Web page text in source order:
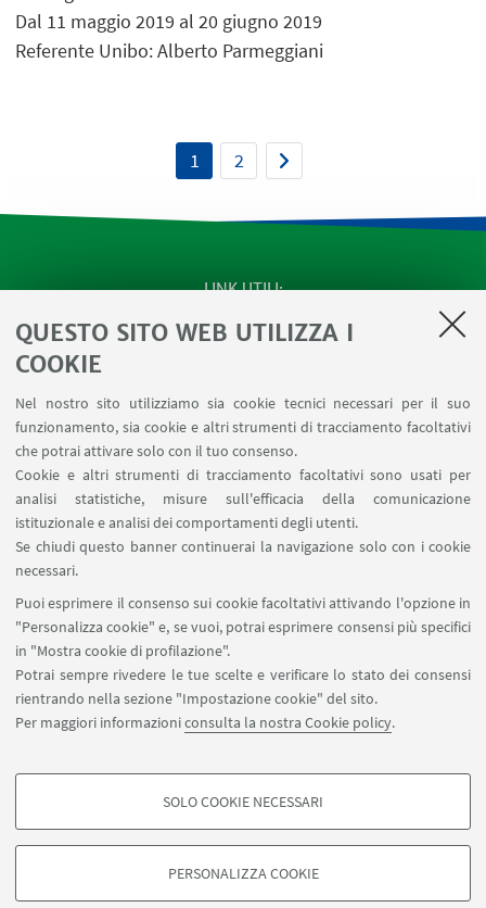
QUESTO SITO WEB UTILIZZA I
COOKIE
Nel nostro sito utilizziamo sia cookie tecnici necessari per il suo
funzionamento, sia cookie e altri strumenti di tracciamento facoltativi
che potrai attivare solo con il tuo consenso.
Cookie e altri strumenti di tracciamento facoltativi sono usati per
analisi statistiche, misure sull'efficacia della comunicazione
istituzionale e analisi dei comportamenti degli utenti.
Se chiudi questo banner continuerai la navigazione solo con i cookie
necessari.
Puoi esprimere il consenso sui cookie facoltativi attivando l'opzione in
"Personalizza cookie" e, se vuoi, potrai esprimere consensi più specifici
in "Mostra cookie di profilazione".
Potrai sempre rivedere le tue scelte e verificare lo stato dei consensi
rientrando nella sezione "Impostazione cookie" del sito.
Per maggiori informazioniconsulta la nostra Cookie policy.
COOKIE DI PROFILAZIONE - FACOLTATIVI
degli utenti, creare profili in base al loro comportamento sul sito, per analisi
di marketing.
SOLO COOKIE NECESSARI
PERSONALIZZA COOKIE
Dal 11 maggio 2019 al 20 giugno 2019
Referente Unibo: Alberto Parmeggiani
1 2
LINK UTILI
SEMINARI del Dipartimento
MAT info - Informazioni per gli afferenti al Dipartimento
SERVIZI ONLINE interni
Carta dei servizi
SEGUI IL DIPARTIMENTO SU:
SEGUI UNIBO SU:
APP:
©Copyright 2026 - ALMA MATER STUDIORUM - Università di
Bologna - Via Zamboni, 33 - 40126 Bologna - PI: 01131710376 - CF:
80007010376